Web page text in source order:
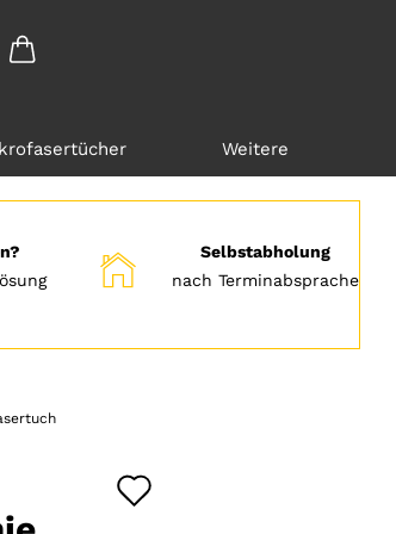
Weitere
Selbstabholung
nach Terminabsprache